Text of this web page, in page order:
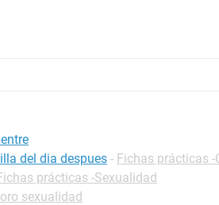
del dia despues - Fichas prácticas
prácticas -Sexualidad
sexualidad